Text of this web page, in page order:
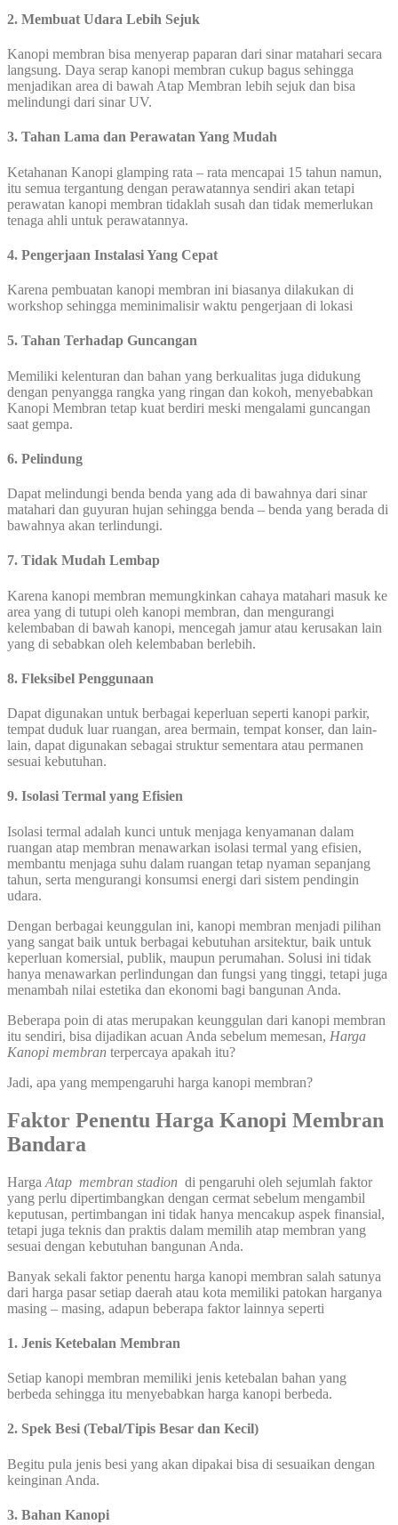
2. Membuat Udara Lebih Sejuk
Kanopi membran bisa menyerap paparan dari sinar matahari secara
langsung. Daya serap kanopi membran cukup bagus sehingga
menjadikan area di bawah Atap Membran lebih sejuk dan bisa
melindungi dari sinar UV.
3. Tahan Lama dan Perawatan Yang Mudah
Ketahanan Kanopi glamping rata – rata mencapai 15 tahun namun,
itu semua tergantung dengan perawatannya sendiri akan tetapi
perawatan kanopi membran tidaklah susah dan tidak memerlukan
tenaga ahli untuk perawatannya.
4. Pengerjaan Instalasi Yang Cepat
Karena pembuatan kanopi membran ini biasanya dilakukan di
workshop sehingga meminimalisir waktu pengerjaan di lokasi
5. Tahan Terhadap Guncangan
Memiliki kelenturan dan bahan yang berkualitas juga didukung
dengan penyangga rangka yang ringan dan kokoh, menyebabkan
Kanopi Membran tetap kuat berdiri meski mengalami guncangan
saat gempa.
6. Pelindung
Dapat melindungi benda benda yang ada di bawahnya dari sinar
matahari dan guyuran hujan sehingga benda – benda yang berada di
bawahnya akan terlindungi.
7. Tidak Mudah Lembap
Karena kanopi membran memungkinkan cahaya matahari masuk ke
area yang di tutupi oleh kanopi membran, dan mengurangi
kelembaban di bawah kanopi, mencegah jamur atau kerusakan lain
yang di sebabkan oleh kelembaban berlebih.
8. Fleksibel Penggunaan
Dapat digunakan untuk berbagai keperluan seperti kanopi parkir,
tempat duduk luar ruangan, area bermain, tempat konser, dan lain-
lain, dapat digunakan sebagai struktur sementara atau permanen
sesuai kebutuhan.
9. Isolasi Termal yang Efisien
Isolasi termal adalah kunci untuk menjaga kenyamanan dalam
ruangan atap membran menawarkan isolasi termal yang efisien,
membantu menjaga suhu dalam ruangan tetap nyaman sepanjang
tahun, serta mengurangi konsumsi energi dari sistem pendingin
udara.
Dengan berbagai keunggulan ini, kanopi membran menjadi pilihan
yang sangat baik untuk berbagai kebutuhan arsitektur, baik untuk
keperluan komersial, publik, maupun perumahan. Solusi ini tidak
hanya menawarkan perlindungan dan fungsi yang tinggi, tetapi juga
menambah nilai estetika dan ekonomi bagi bangunan Anda.
Beberapa poin di atas merupakan keunggulan dari kanopi membran
itu sendiri, bisa dijadikan acuan Anda sebelum memesan, Harga
Kanopi membran terpercaya apakah itu?
Jadi, apa yang mempengaruhi harga kanopi membran?
Faktor Penentu Harga Kanopi Membran
Bandara
Harga Atap membran stadion di pengaruhi oleh sejumlah faktor
yang perlu dipertimbangkan dengan cermat sebelum mengambil
keputusan, pertimbangan ini tidak hanya mencakup aspek finansial,
tetapi juga teknis dan praktis dalam memilih atap membran yang
sesuai dengan kebutuhan bangunan Anda.
Banyak sekali faktor penentu harga kanopi membran salah satunya
dari harga pasar setiap daerah atau kota memiliki patokan harganya
masing – masing, adapun beberapa faktor lainnya seperti
1. Jenis Ketebalan Membran
Setiap kanopi membran memiliki jenis ketebalan bahan yang
berbeda sehingga itu menyebabkan harga kanopi berbeda.
2. Spek Besi (Tebal/Tipis Besar dan Kecil)
Begitu pula jenis besi yang akan dipakai bisa di sesuaikan dengan
keinginan Anda.
3. Bahan Kanopi